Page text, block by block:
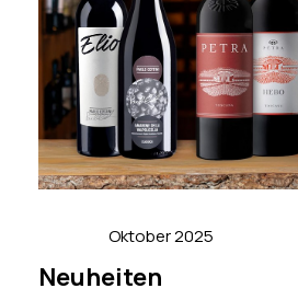
Oktober 2025
Neuheiten